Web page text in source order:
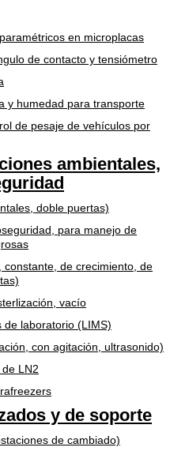
en microplacas
de contacto y tensiómetro
y humedad para transporte
de pesaje de vehículos por
ambientales,
doble puertas)
para manejo de
de crecimiento, de
vacío
de laboratorio (LIMS)
con agitación, ultrasonido)
LN2
y de soporte
de cambiado)